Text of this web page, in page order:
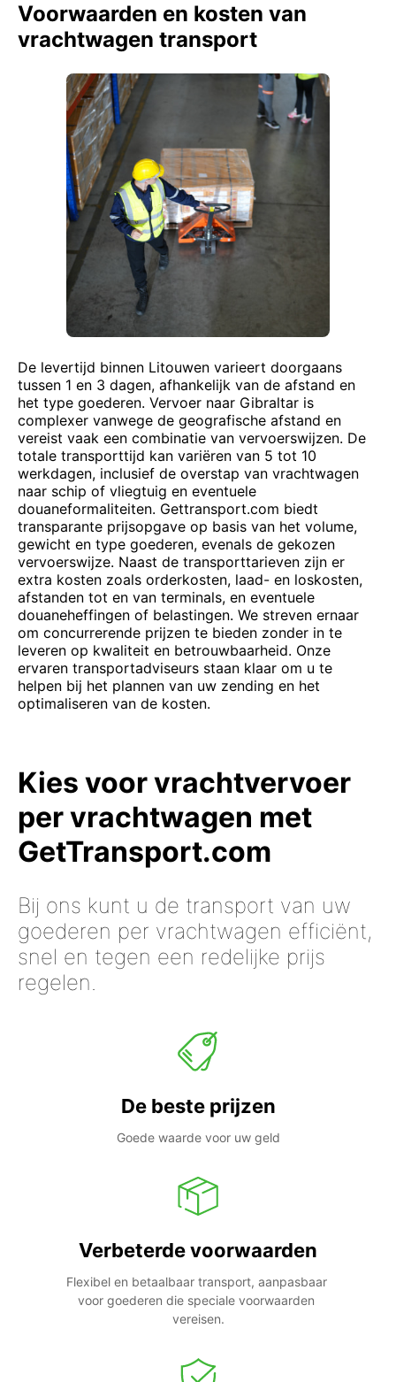
Voorwaarden en kosten van
vrachtwagen transport
De levertijd binnen Litouwen varieert doorgaans
tussen 1 en 3 dagen, afhankelijk van de afstand en
het type goederen. Vervoer naar Gibraltar is
complexer vanwege de geografische afstand en
vereist vaak een combinatie van vervoerswijzen. De
totale transporttijd kan variëren van 5 tot 10
werkdagen, inclusief de overstap van vrachtwagen
naar schip of vliegtuig en eventuele
douaneformaliteiten. Gettransport.com biedt
transparante prijsopgave op basis van het volume,
gewicht en type goederen, evenals de gekozen
vervoerswijze. Naast de transporttarieven zijn er
extra kosten zoals orderkosten, laad- en loskosten,
afstanden tot en van terminals, en eventuele
douaneheffingen of belastingen. We streven ernaar
om concurrerende prijzen te bieden zonder in te
leveren op kwaliteit en betrouwbaarheid. Onze
ervaren transportadviseurs staan klaar om u te
helpen bij het plannen van uw zending en het
optimaliseren van de kosten.
Kies voor vrachtvervoer
per vrachtwagen met
GetTransport.com
Bij ons kunt u de transport van uw
goederen per vrachtwagen efficiënt,
snel en tegen een redelijke prijs
regelen.
De beste prijzen
Goede waarde voor uw geld
Verbeterde voorwaarden
Flexibel en betaalbaar transport, aanpasbaar
voor goederen die speciale voorwaarden
vereisen.